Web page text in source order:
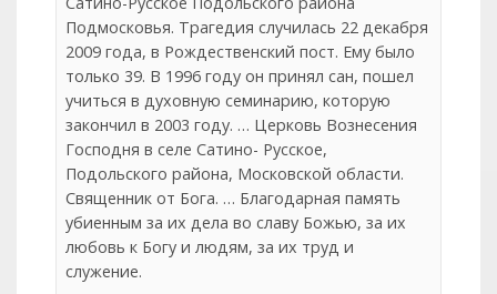
Подмосковья. Трагедия случилась 22 декабря
2009 года, в Рождественский пост. Ему было
только 39. В 1996 году он принял сан, пошел
учиться в духовную семинарию, которую
закончил в 2003 году. … Церковь Вознесения
Господня в селе Сатино- Русское,
Подольского района, Московской области.
Священник от Бога. … Благодарная память
убиенным за их дела во славу Божью, за их
любовь к Богу и людям, за их труд и
служение.